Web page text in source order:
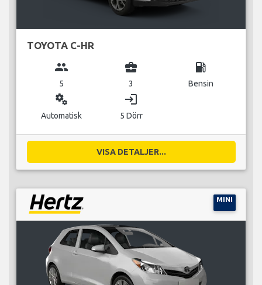
TOYOTA C-HR
group
5
business_center
3
local_gas_station
Bensin
miscellaneous_services
Automatisk
login
5 Dörr
VISA DETALJER...
MINI